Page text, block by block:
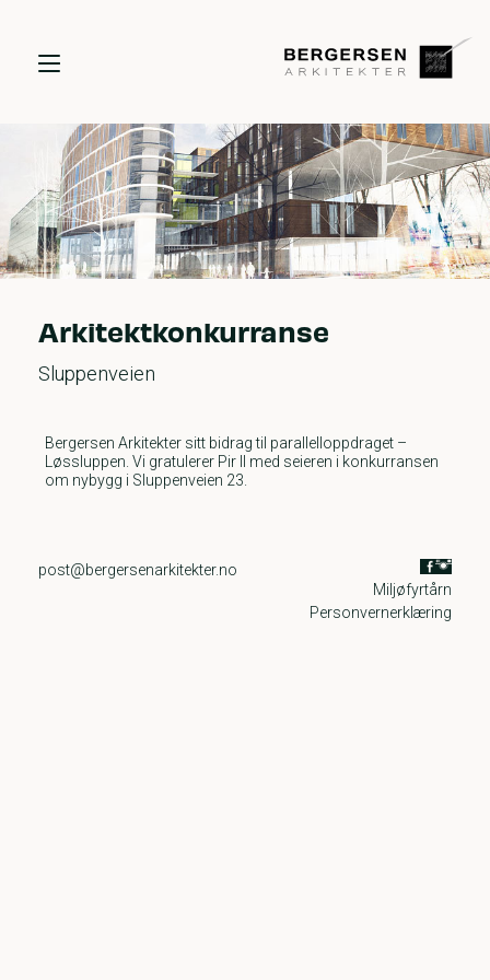
Arkitektkonkurranse
Sluppenveien
Bergersen Arkitekter sitt bidrag til parallelloppdraget –
Løssluppen. Vi gratulerer Pir II med seieren i konkurransen
om nybygg i Sluppenveien 23.
post@bergersenarkitekter.no
Miljøfyrtårn
Personvernerklæring